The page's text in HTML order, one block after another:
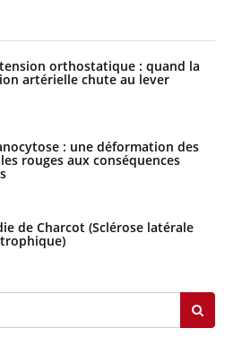
orthostatique : quand la
artérielle chute au lever
: une déformation des
rouges aux conséquences
de Charcot (Sclérose latérale